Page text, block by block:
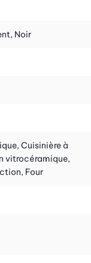
Noir
Cuisinière à
vitrocéramique,
Four